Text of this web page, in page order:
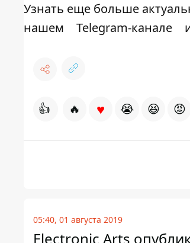
Узнать еще больше
нашем
Telegram-канале
👍 🔥 ♥ 😭 😆 😡
05:40, 01 августа 2019
Electronic Arts